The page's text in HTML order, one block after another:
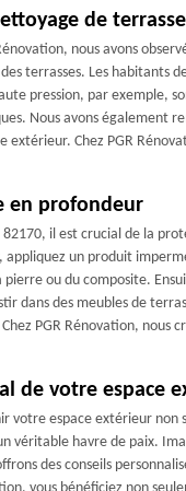
de
nous avons
terrasses. Les habitants
pression, par exemple,
Nous avons
Chez PGR
en profondeur
il est crucial de la
un produit
ou du composite.
dans des meubles de
PGR Rénovation, nous
de votre espace
votre espace extérieur
véritable havre de paix.
des conseils